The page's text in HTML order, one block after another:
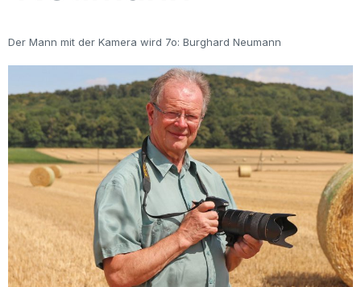
Der Mann mit der Kamera wird 7o: Burghard Neumann